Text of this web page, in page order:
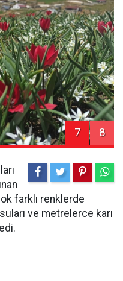
7 8
farklı renklerde
ve metrelerce karı